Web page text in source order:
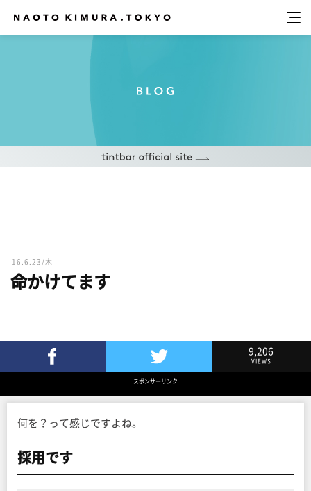
16.6.23/木
命かけてます
Twitterでツイート
9,206
VIEWS
スポンサーリンク
何を？って感じですよね。
採用です